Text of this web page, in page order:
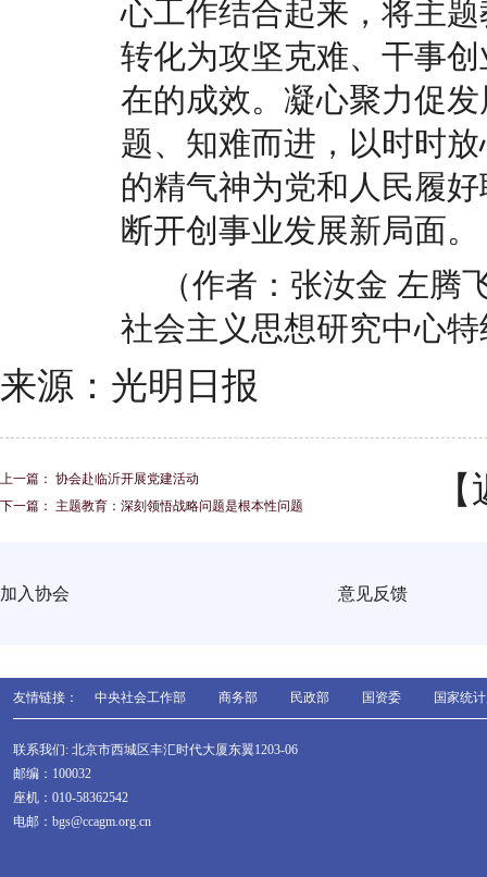
心工作结合起来，将主
转化为攻坚克难、干事
在的成效。凝心聚力促
题、知难而进，以时时
的精气神为党和人民履
断开创事业发展新局面。
（作者：张汝金 左
社会主义思想研究中心
来源：光明日报
上一篇： 协会赴临沂开展党建活动
下一篇： 主题教育：深刻领悟战略问题是根本性问题
加入协会 意见反馈
友情链接： 中央社会工作部 商务部 民政部 国资委 国家统
联系我们: 北京市西城区丰汇时代大厦东翼1203-06
邮编：100032
座机：010-58362542
电邮：bgs@ccagm.org.cn